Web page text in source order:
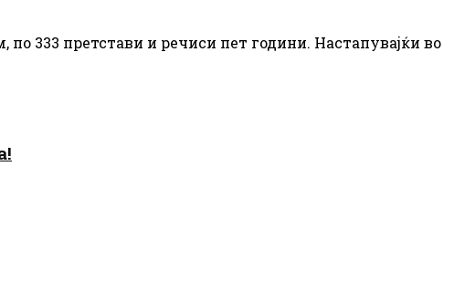
по 333 претстави и речиси пет години. Настапувајќи во